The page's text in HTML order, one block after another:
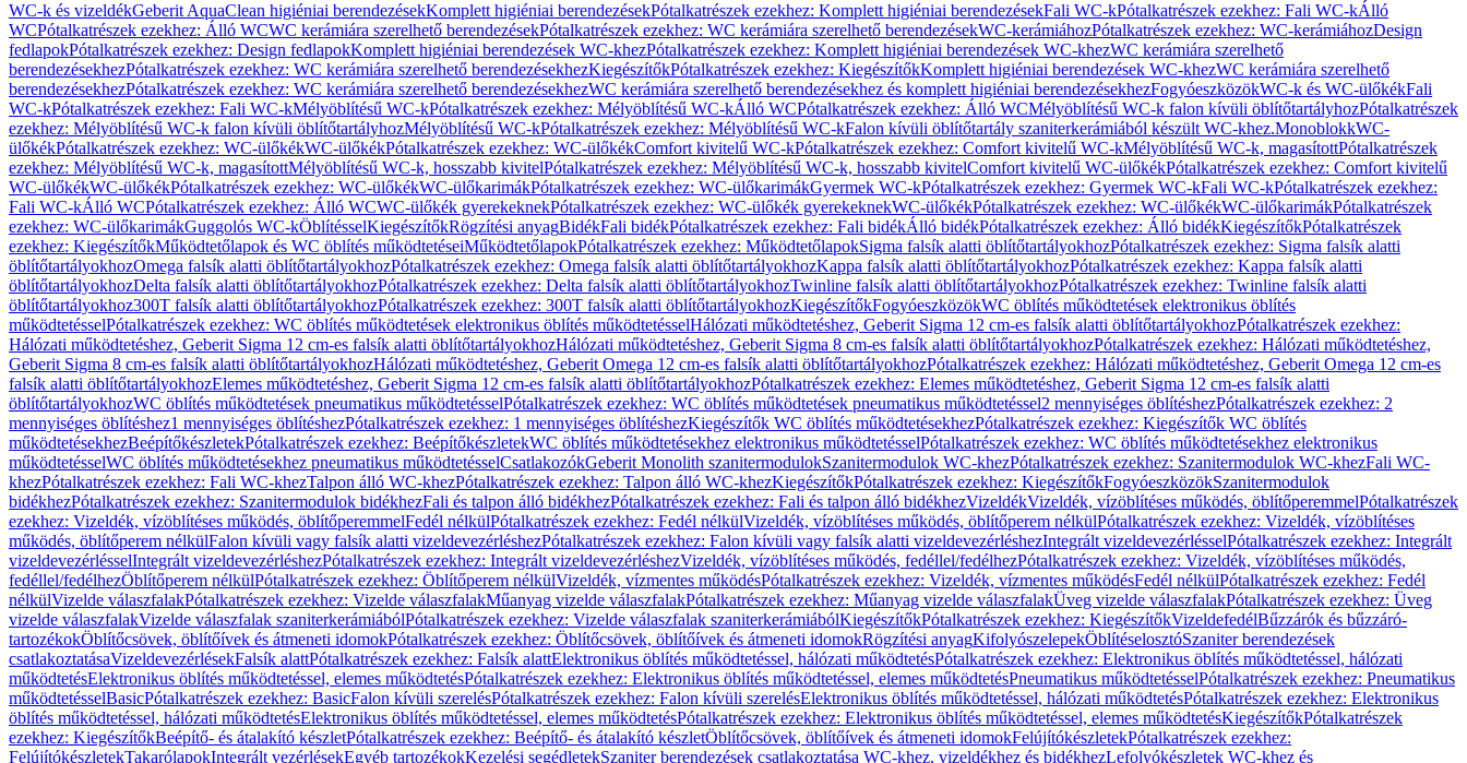
WC-k és vizeldékGeberit AquaClean higiéniai berendezésekKomplett higiéniai berendezésekPótalkatrészek ezekhez: Komplett higiéniai berendezésekFali WC-kPótalkatrészek ezekhez: Fali WC-kÁlló
WCPótalkatrészek ezekhez: Álló WCWC kerámiára szerelhető berendezésekPótalkatrészek ezekhez: WC kerámiára szerelhető berendezésekWC-kerámiáhozPótalkatrészek ezekhez: WC-kerámiáhozDesign
fedlapokPótalkatrészek ezekhez: Design fedlapokKomplett higiéniai berendezések WC-khezPótalkatrészek ezekhez: Komplett higiéniai berendezések WC-khezWC kerámiára szerelhető
berendezésekhezPótalkatrészek ezekhez: WC kerámiára szerelhető berendezésekhezKiegészítőkPótalkatrészek ezekhez: KiegészítőkKomplett higiéniai berendezések WC-khezWC kerámiára szerelhető
berendezésekhezPótalkatrészek ezekhez: WC kerámiára szerelhető berendezésekhezWC kerámiára szerelhető berendezésekhez és komplett higiéniai berendezésekhezFogyóeszközökWC-k és WC-ülőkékFali
WC-kPótalkatrészek ezekhez: Fali WC-kMélyöblítésű WC-kPótalkatrészek ezekhez: Mélyöblítésű WC-kÁlló WCPótalkatrészek ezekhez: Álló WCMélyöblítésű WC-k falon kívüli öblítőtartályhozPótalkatrészek
ezekhez: Mélyöblítésű WC-k falon kívüli öblítőtartályhozMélyöblítésű WC-kPótalkatrészek ezekhez: Mélyöblítésű WC-kFalon kívüli öblítőtartály szaniterkerámiából készült WC-khez.MonoblokkWC-
ülőkékPótalkatrészek ezekhez: WC-ülőkékWC-ülőkékPótalkatrészek ezekhez: WC-ülőkékComfort kivitelű WC-kPótalkatrészek ezekhez: Comfort kivitelű WC-kMélyöblítésű WC-k, magasítottPótalkatrészek
ezekhez: Mélyöblítésű WC-k, magasítottMélyöblítésű WC-k, hosszabb kivitelPótalkatrészek ezekhez: Mélyöblítésű WC-k, hosszabb kivitelComfort kivitelű WC-ülőkékPótalkatrészek ezekhez: Comfort kivitelű
WC-ülőkékWC-ülőkékPótalkatrészek ezekhez: WC-ülőkékWC-ülőkarimákPótalkatrészek ezekhez: WC-ülőkarimákGyermek WC-kPótalkatrészek ezekhez: Gyermek WC-kFali WC-kPótalkatrészek ezekhez:
Fali WC-kÁlló WCPótalkatrészek ezekhez: Álló WCWC-ülőkék gyerekeknekPótalkatrészek ezekhez: WC-ülőkék gyerekeknekWC-ülőkékPótalkatrészek ezekhez: WC-ülőkékWC-ülőkarimákPótalkatrészek
ezekhez: WC-ülőkarimákGuggolós WC-kÖblítésselKiegészítőkRögzítési anyagBidékFali bidékPótalkatrészek ezekhez: Fali bidékÁlló bidékPótalkatrészek ezekhez: Álló bidékKiegészítőkPótalkatrészek
ezekhez: KiegészítőkMűködtetőlapok és WC öblítés működtetéseiMűködtetőlapokPótalkatrészek ezekhez: MűködtetőlapokSigma falsík alatti öblítőtartályokhozPótalkatrészek ezekhez: Sigma falsík alatti
öblítőtartályokhozOmega falsík alatti öblítőtartályokhozPótalkatrészek ezekhez: Omega falsík alatti öblítőtartályokhozKappa falsík alatti öblítőtartályokhozPótalkatrészek ezekhez: Kappa falsík alatti
öblítőtartályokhozDelta falsík alatti öblítőtartályokhozPótalkatrészek ezekhez: Delta falsík alatti öblítőtartályokhozTwinline falsík alatti öblítőtartályokhozPótalkatrészek ezekhez: Twinline falsík alatti
öblítőtartályokhoz300T falsík alatti öblítőtartályokhozPótalkatrészek ezekhez: 300T falsík alatti öblítőtartályokhozKiegészítőkFogyóeszközökWC öblítés működtetések elektronikus öblítés
működtetésselPótalkatrészek ezekhez: WC öblítés működtetések elektronikus öblítés működtetésselHálózati működtetéshez, Geberit Sigma 12 cm-es falsík alatti öblítőtartályokhozPótalkatrészek ezekhez:
Hálózati működtetéshez, Geberit Sigma 12 cm-es falsík alatti öblítőtartályokhozHálózati működtetéshez, Geberit Sigma 8 cm-es falsík alatti öblítőtartályokhozPótalkatrészek ezekhez: Hálózati működtetéshez,
Geberit Sigma 8 cm-es falsík alatti öblítőtartályokhozHálózati működtetéshez, Geberit Omega 12 cm-es falsík alatti öblítőtartályokhozPótalkatrészek ezekhez: Hálózati működtetéshez, Geberit Omega 12 cm-es
falsík alatti öblítőtartályokhozElemes működtetéshez, Geberit Sigma 12 cm-es falsík alatti öblítőtartályokhozPótalkatrészek ezekhez: Elemes működtetéshez, Geberit Sigma 12 cm-es falsík alatti
öblítőtartályokhozWC öblítés működtetések pneumatikus működtetésselPótalkatrészek ezekhez: WC öblítés működtetések pneumatikus működtetéssel2 mennyiséges öblítéshezPótalkatrészek ezekhez: 2
mennyiséges öblítéshez1 mennyiséges öblítéshezPótalkatrészek ezekhez: 1 mennyiséges öblítéshezKiegészítők WC öblítés működtetésekhezPótalkatrészek ezekhez: Kiegészítők WC öblítés
működtetésekhezBeépítőkészletekPótalkatrészek ezekhez: BeépítőkészletekWC öblítés működtetésekhez elektronikus működtetésselPótalkatrészek ezekhez: WC öblítés működtetésekhez elektronikus
működtetésselWC öblítés működtetésekhez pneumatikus működtetésselCsatlakozókGeberit Monolith szanitermodulokSzanitermodulok WC-khezPótalkatrészek ezekhez: Szanitermodulok WC-khezFali WC-
khezPótalkatrészek ezekhez: Fali WC-khezTalpon álló WC-khezPótalkatrészek ezekhez: Talpon álló WC-khezKiegészítőkPótalkatrészek ezekhez: KiegészítőkFogyóeszközökSzanitermodulok
bidékhezPótalkatrészek ezekhez: Szanitermodulok bidékhezFali és talpon álló bidékhezPótalkatrészek ezekhez: Fali és talpon álló bidékhezVizeldékVizeldék, vízöblítéses működés, öblítőperemmelPótalkatrészek
ezekhez: Vizeldék, vízöblítéses működés, öblítőperemmelFedél nélkülPótalkatrészek ezekhez: Fedél nélkülVizeldék, vízöblítéses működés, öblítőperem nélkülPótalkatrészek ezekhez: Vizeldék, vízöblítéses
működés, öblítőperem nélkülFalon kívüli vagy falsík alatti vizeldevezérléshezPótalkatrészek ezekhez: Falon kívüli vagy falsík alatti vizeldevezérléshezIntegrált vizeldevezérlésselPótalkatrészek ezekhez: Integrált
vizeldevezérlésselIntegrált vizeldevezérléshezPótalkatrészek ezekhez: Integrált vizeldevezérléshezVizeldék, vízöblítéses működés, fedéllel/fedélhezPótalkatrészek ezekhez: Vizeldék, vízöblítéses működés,
fedéllel/fedélhezÖblítőperem nélkülPótalkatrészek ezekhez: Öblítőperem nélkülVizeldék, vízmentes működésPótalkatrészek ezekhez: Vizeldék, vízmentes működésFedél nélkülPótalkatrészek ezekhez: Fedél
nélkülVizelde válaszfalakPótalkatrészek ezekhez: Vizelde válaszfalakMűanyag vizelde válaszfalakPótalkatrészek ezekhez: Műanyag vizelde válaszfalakÜveg vizelde válaszfalakPótalkatrészek ezekhez: Üveg
vizelde válaszfalakVizelde válaszfalak szaniterkerámiábólPótalkatrészek ezekhez: Vizelde válaszfalak szaniterkerámiábólKiegészítőkPótalkatrészek ezekhez: KiegészítőkVizeldefedélBűzzárók és bűzzáró-
tartozékokÖblítőcsövek, öblítőívek és átmeneti idomokPótalkatrészek ezekhez: Öblítőcsövek, öblítőívek és átmeneti idomokRögzítési anyagKifolyószelepekÖblítéselosztóSzaniter berendezések
csatlakoztatásaVizeldevezérlésekFalsík alattPótalkatrészek ezekhez: Falsík alattElektronikus öblítés működtetéssel, hálózati működtetésPótalkatrészek ezekhez: Elektronikus öblítés működtetéssel, hálózati
működtetésElektronikus öblítés működtetéssel, elemes működtetésPótalkatrészek ezekhez: Elektronikus öblítés működtetéssel, elemes működtetésPneumatikus működtetésselPótalkatrészek ezekhez: Pneumatikus
működtetésselBasicPótalkatrészek ezekhez: BasicFalon kívüli szerelésPótalkatrészek ezekhez: Falon kívüli szerelésElektronikus öblítés működtetéssel, hálózati működtetésPótalkatrészek ezekhez: Elektronikus
öblítés működtetéssel, hálózati működtetésElektronikus öblítés működtetéssel, elemes működtetésPótalkatrészek ezekhez: Elektronikus öblítés működtetéssel, elemes működtetésKiegészítőkPótalkatrészek
ezekhez: KiegészítőkBeépítő- és átalakító készletPótalkatrészek ezekhez: Beépítő- és átalakító készletÖblítőcsövek, öblítőívek és átmeneti idomokFelújítókészletekPótalkatrészek ezekhez:
FelújítókészletekTakarólapokIntegrált vezérlésekEgyéb tartozékokKezelési segédletekSzaniter berendezések csatlakoztatása WC-khez, vizeldékhez és bidékhezLefolyókészletek WC-khez és